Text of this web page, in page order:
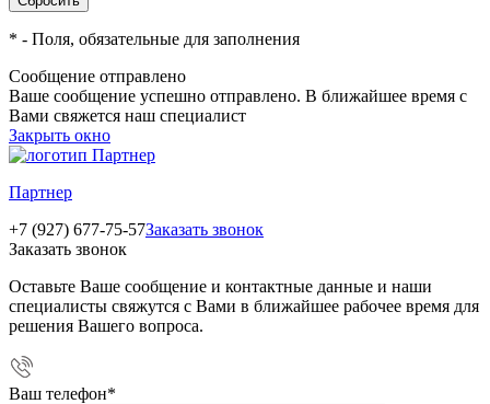
* - Поля, обязательные для заполнения
Сообщение отправлено
Ваше сообщение успешно отправлено. В ближайшее время с
Вами свяжется наш специалист
Закрыть окно
Партнер
+7 (927) 677-75-57Заказать звонок
Заказать звонок
Оставьте Ваше сообщение и контактные данные и наши
специалисты свяжутся с Вами в ближайшее рабочее время для
решения Вашего вопроса.
Ваш телефон*